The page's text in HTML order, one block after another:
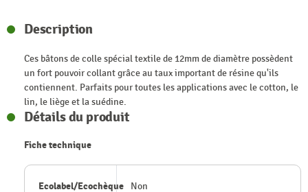
Description
Ces bâtons de colle spécial textile de 12mm de diamètre possèdent
un fort pouvoir collant grâce au taux important de résine qu'ils
contiennent. Parfaits pour toutes les applications avec le cotton, le
lin, le liège et la suédine.
Détails du produit
Fiche technique
Ecolabel/Ecochèque Non